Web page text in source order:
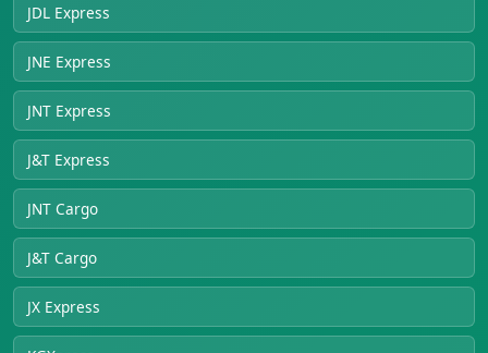
JDL Express
JNE Express
JNT Express
J&T Express
JNT Cargo
J&T Cargo
JX Express